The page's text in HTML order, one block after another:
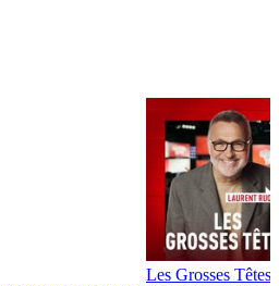
Les Grosses Têtes